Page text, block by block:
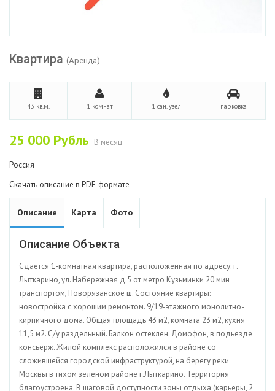
Квартира (Аренда)
43 кв.м. 1 комнат 1 сан. узел парковка
25 000 Рубль В месяц
Россия
Скачать описание в PDF-формате
Описание Карта Фото
Описание Объекта
Сдается 1-комнатная квартира, расположенная по адресу: г.
Лыткарино, ул. Набережная д.5 от метро Кузьминки 20 мин
транспортом, Новорязанское ш. Состояние квартиры:
новостройка с хорошим ремонтом. 9/19-этажного монолитно-
кирпичного дома. Общая площадь 43 м2, комната 23 м2, кухня
11,5 м2. С/у раздельный. Балкон остеклен. Домофон, в подьезде
консьерж. Жилой комплекс расположился в районе со
сложившейся городской инфраструктурой, на берегу реки
Москвы в тихом зеленом районе г.Лыткарино. Территория
благоустроена. В шаговой доступности зоны отдыха (карьеры, 2